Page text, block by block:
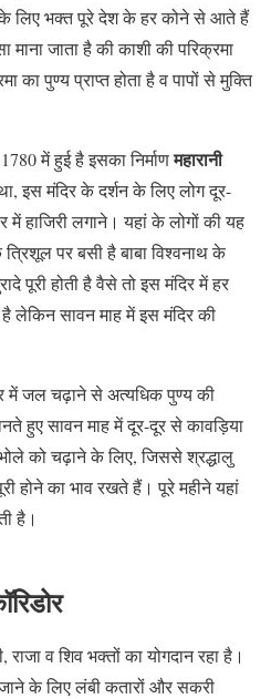
के लिए भक्त पूरे देश के हर कोने से आते हैं
जाता है की काशी की परिक्रमा
का पुण्य प्राप्त होता है व पापों से मुक्ति
में हुई है इसका निर्माणमहारानी
इस मंदिर के दर्शन के लिए लोग दूर-
हाजिरी लगाने। यहां के लोगों की यह
पर बसी है बाबा विश्वनाथ के
पूरी होती है वैसे तो इस मंदिर में हर
लेकिन सावन माह में इस मंदिर की
में जल चढ़ाने से अत्यधिक पुण्य की
हुए सावन माह में दूर-दूर से कावड़िया
को चढ़ाने के लिए, जिससे श्रद्धालु
होने का भाव रखते हैं। पूरे महीने यहां
है।
राजा व शिव भक्तों का योगदान रहा है।
के लिए लंबी कतारों और सकरी